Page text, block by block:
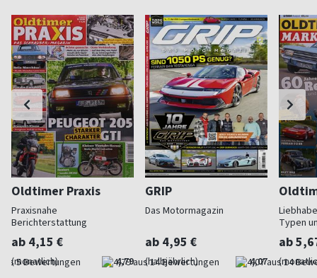
Oldtimer Praxis
Praxisnahe
Berichterstattung
ab 4,15 €
(monatlich) 4,79
GRIP
Das Motormagazin
ab 4,95 €
(halbjährlich) 4,07
Typen
ab